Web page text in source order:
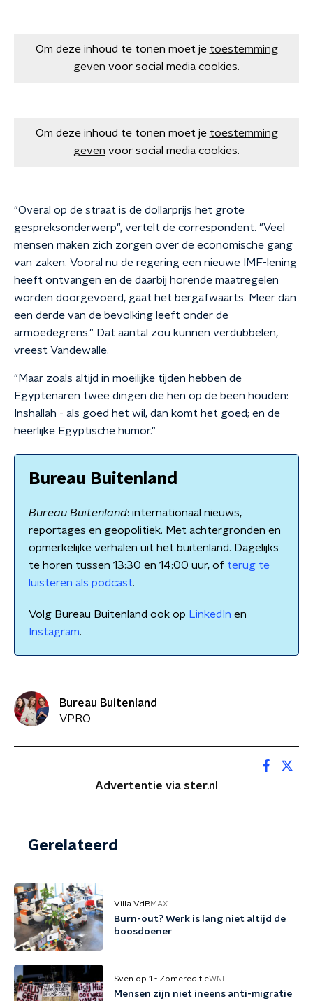
Om deze inhoud te tonen moet je toestemming
geven voor social media cookies.
Om deze inhoud te tonen moet je toestemming
geven voor social media cookies.
"Overal op de straat is de dollarprijs het grote
gespreksonderwerp", vertelt de correspondent. "Veel
mensen maken zich zorgen over de economische gang
van zaken. Vooral nu de regering een nieuwe IMF-lening
heeft ontvangen en de daarbij horende maatregelen
worden doorgevoerd, gaat het bergafwaarts. Meer dan
een derde van de bevolking leeft onder de
armoedegrens." Dat aantal zou kunnen verdubbelen,
vreest Vandewalle.
"Maar zoals altijd in moeilijke tijden hebben de
Egyptenaren twee dingen die hen op de been houden:
Inshallah - als goed het wil, dan komt het goed; en de
heerlijke Egyptische humor."
Bureau Buitenland
Bureau Buitenland: internationaal nieuws,
reportages en geopolitiek. Met achtergronden en
opmerkelijke verhalen uit het buitenland. Dagelijks
te horen tussen 13:30 en 14:00 uur, of terug te
luisteren als podcast.
Volg Bureau Buitenland ook op LinkedIn en
Instagram.
Bureau Buitenland
VPRO
Advertentie via ster.nl
Gerelateerd
Villa VdBMAX
Burn-out? Werk is lang niet altijd de
boosdoener
Sven op 1 - ZomereditieWNL
Mensen zijn niet ineens anti-migratie